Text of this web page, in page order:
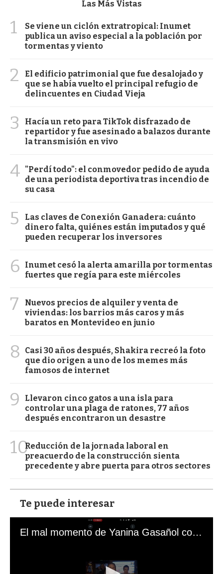
Las Más Vistas
1
Se viene un ciclón extratropical: Inumet
publica un aviso especial a la población por
tormentas y viento
2
El edificio patrimonial que fue desalojado y
que se había vuelto el principal refugio de
delincuentes en Ciudad Vieja
3
Hacía un reto para TikTok disfrazado de
repartidor y fue asesinado a balazos durante
la transmisión en vivo
4 "Perdí todo": el conmovedor pedido de ayuda
de una periodista deportiva tras incendio de
su casa
5
Las claves de Conexión Ganadera: cuánto
dinero falta, quiénes están imputados y qué
pueden recuperar los inversores
6
Inumet cesó la alerta amarilla por tormentas
fuertes que regía para este miércoles
7
Nuevos precios de alquiler y venta de
viviendas: los barrios más caros y más
baratos en Montevideo en junio
8
Casi 30 años después, Shakira recreó la foto
que dio origen a uno de los memes más
famosos de internet
9
Llevaron cinco gatos a una isla para
controlar una plaga de ratones, 77 años
después encontraron un desastre
10Reducción de la jornada laboral en
preacuerdo de la construcción sienta
precedente y abre puerta para otros sectores
Te puede interesar
El mal momento de Yanina Gasañol con un hincha argentino en "Subrayado"